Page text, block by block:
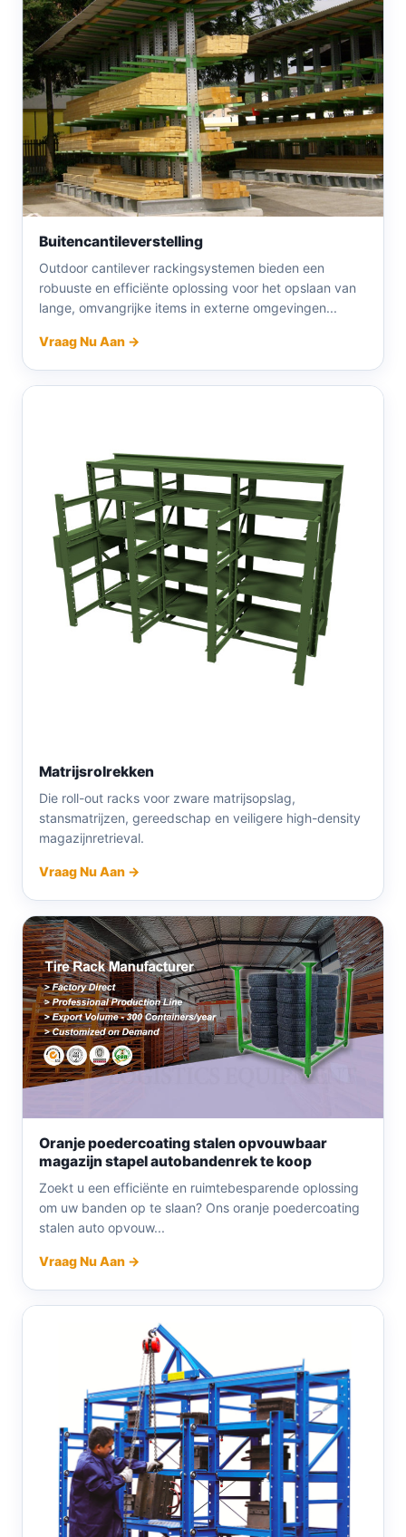
Buitencantileverstelling
Outdoor cantilever rackingsystemen bieden een
robuuste en efficiënte oplossing voor het opslaan van
lange, omvangrijke items in externe omgevingen...
Vraag Nu Aan →
Matrijsrolrekken
Die roll-out racks voor zware matrijsopslag,
stansmatrijzen, gereedschap en veiligere high-density
magazijnretrieval.
Vraag Nu Aan →
Oranje poedercoating stalen opvouwbaar
magazijn stapel autobandenrek te koop
Zoekt u een efficiënte en ruimtebesparende oplossing
om uw banden op te slaan? Ons oranje poedercoating
stalen auto opvouw...
Vraag Nu Aan →